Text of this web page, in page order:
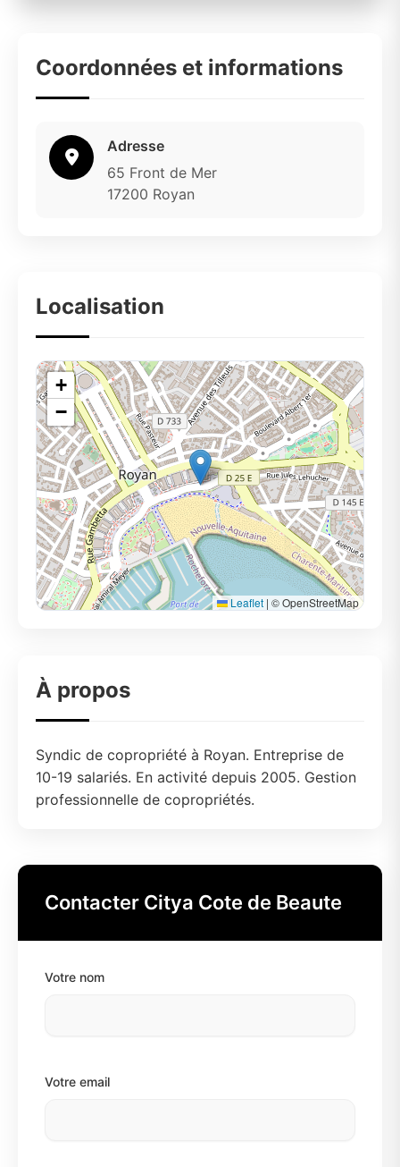
Coordonnées et informations
Adresse
65 Front de Mer
17200 Royan
Localisation
+
−
Leaflet | © OpenStreetMap
À propos
Syndic de copropriété à Royan. Entreprise de
10-19 salariés. En activité depuis 2005. Gestion
professionnelle de copropriétés.
Contacter Citya Cote de Beaute
Votre nom
Votre email